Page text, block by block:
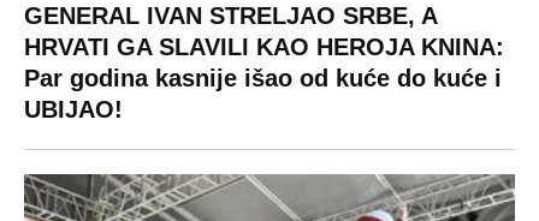
GENERAL IVAN STRELJAO SRBE, A
HRVATI GA SLAVILI KAO HEROJA KNINA:
Par godina kasnije išao od kuće do kuće i
UBIJAO!